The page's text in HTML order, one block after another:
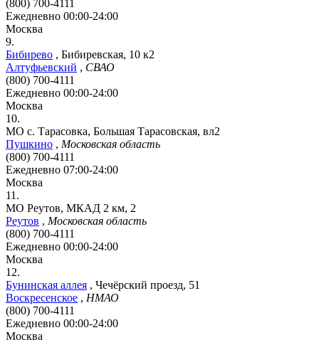
(800) 700-4111
Ежедневно 00:00-24:00
Москва
9.
Бибирево , Бибиревская, 10 к2
Алтуфьевский , СВАО
(800) 700-4111
Ежедневно 00:00-24:00
Москва
10.
МО с. Тарасовка, Большая Тарасовская, вл2
Пушкино , Московская область
(800) 700-4111
Ежедневно 07:00-24:00
Москва
11.
МО Реутов, МКАД 2 км, 2
Реутов , Московская область
(800) 700-4111
Ежедневно 00:00-24:00
Москва
12.
Бунинская аллея , Чечёрский проезд, 51
Воскресенское , НМАО
(800) 700-4111
Ежедневно 00:00-24:00
Москва